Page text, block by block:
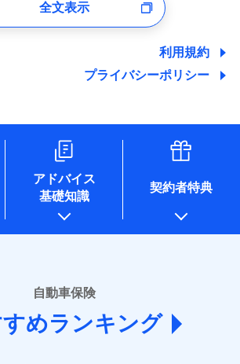
よび、管理のため
ている保険会社・提携会社の保険その他に
し、金融商品等の契約を勧奨するため、ま
託業務遂行のため、またそれらに付帯、関
の保険会社の商品・サービスをご提案す
ていただくことがあります。）
のため
ービスの実施のため
ペーン等の実施のため
手続き・管理等付帯業務を行うため
ている保険会社の情報は、保険会社のホ
ておりますので、ご確認ください。
イ同和損害保険株式会社
)
株式会社 (https://www.axa-
全文表示
利用規約
プライバシーポリシー
アドバイス
基礎知識
契約者特典
自動車保険
めランキング